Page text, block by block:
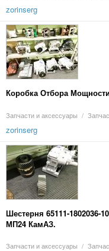
zorinserg
Коробка Отбора
Запчасти и аксессуары /
zorinserg
Шестерня 65111-1802036-
МП24 КамАЗ.
Запчасти и аксессуары /